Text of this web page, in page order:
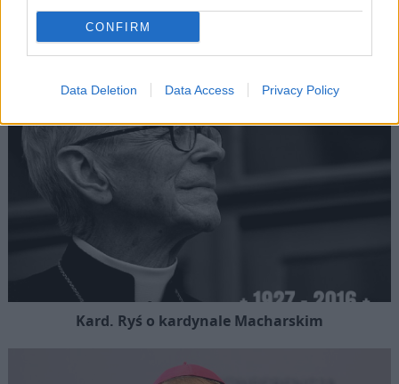
CONFIRM
Data Deletion Data Access Privacy Policy
Kard. Sarah: Obrzędów nie można arbitralnie znosić
Kard. Ryś o kardynale Macharskim